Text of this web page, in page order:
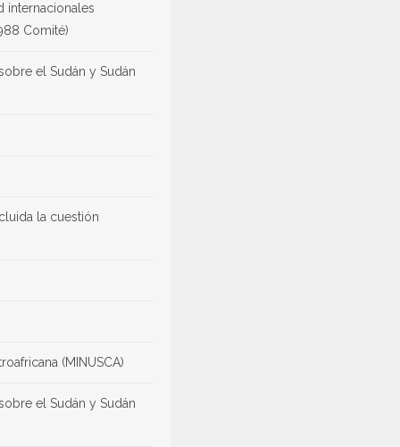
internacionales
Comité)
el Sudán y Sudán
la cuestión
(MINUSCA)
el Sudán y Sudán